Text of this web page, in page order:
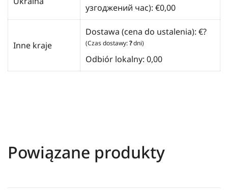
узгоджений час): €0,00
Inne kraje
Dostawa (cena do ustalenia): €?
(Czas dostawy:?dni)
Odbiór lokalny: 0,00
Powiązane produkty